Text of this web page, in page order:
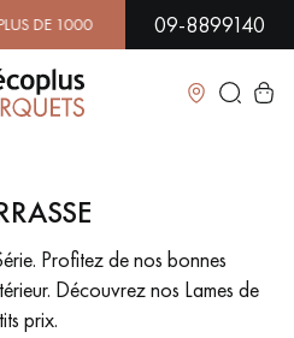
À DÉCOUVRIR EN
09-8899140
Fermer
PLUS COURANTES
PARQUET CONTRECOLLÉ -
Profitez de nos bonnes
Découvrez nos Lames de
prix.